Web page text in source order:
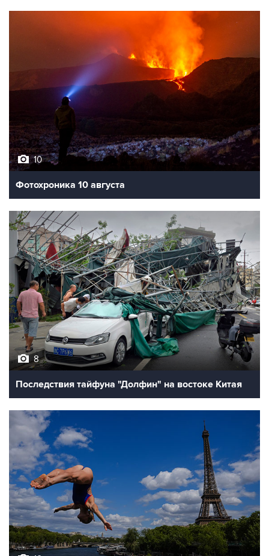
10
Фотохроника 10 августа
8
Последствия тайфуна "Долфин" на востоке Китая
10